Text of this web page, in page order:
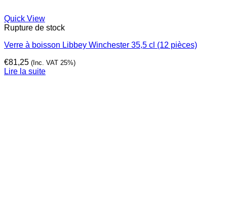
Quick View
Rupture de stock
Verre à boisson Libbey Winchester 35,5 cl (12 pièces)
€81,25 (Inc. VAT 25%)
Lire la suite